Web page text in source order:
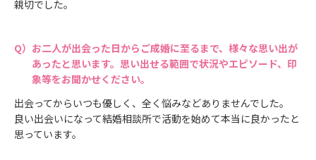
親切でした。
お二人が出会った日からご成婚に至るまで、様々な思い出が
あったと思います。思い出せる範囲で状況やエピソード、印
象等をお聞かせください。
出会ってからいつも優しく、全く悩みなどありませんでした。
良い出会いになって結婚相談所で活動を始めて本当に良かったと
思っています。